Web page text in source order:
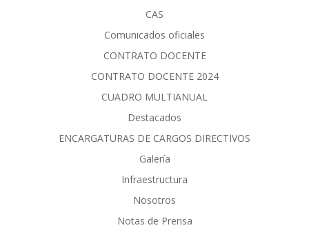
CAS
Comunicados oficiales
CONTRATO DOCENTE
CONTRATO DOCENTE 2024
CUADRO MULTIANUAL
Destacados
ENCARGATURAS DE CARGOS DIRECTIVOS
Galería
Infraestructura
Nosotros
Notas de Prensa